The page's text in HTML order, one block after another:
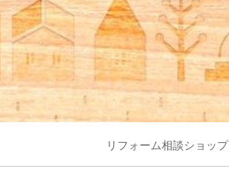
リフォーム相談ショップ